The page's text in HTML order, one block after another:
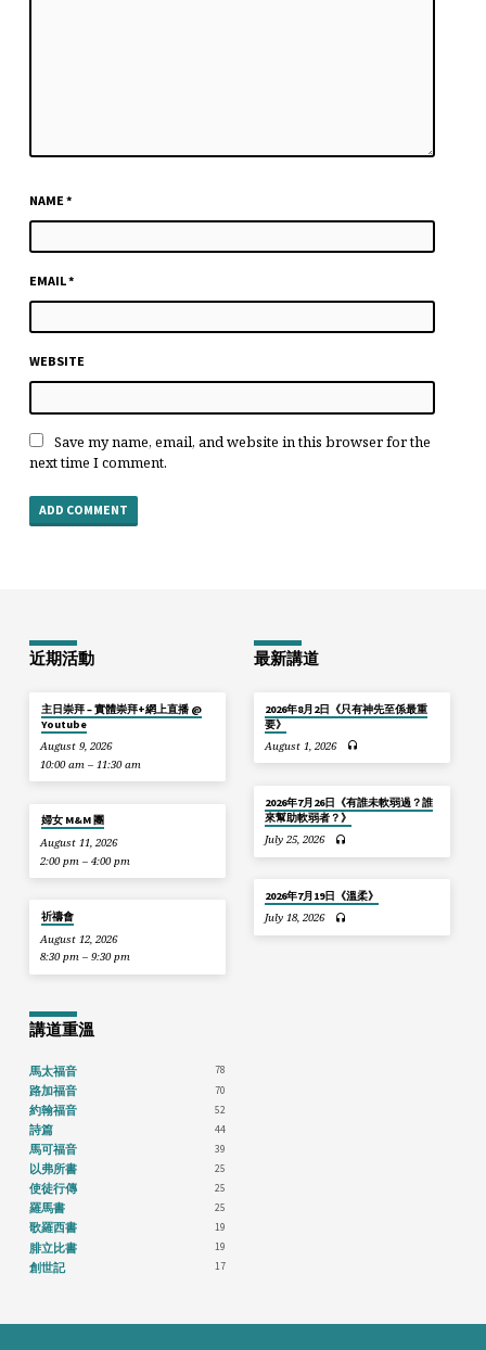
NAME *
EMAIL*
WEBSITE
Save my name, email, and website in this browser for the
next time I comment.
近期活動
主日崇拜 – 實體崇拜+網上直播 @
Youtube
August 9, 2026
10:00 am – 11:30 am
婦女 M&M 團
August 11, 2026
2:00 pm – 4:00 pm
祈禱會
August 12, 2026
8:30 pm – 9:30 pm
最新講道
2026年8月2日《只有神先至係最重
要》
August 1, 2026
2026年7月26日《有誰未軟弱過？誰
來幫助軟弱者？》
July 25, 2026
2026年7月19日《溫柔》
July 18, 2026
講道重溫
馬太福音 78
路加福音 70
約翰福音 52
詩篇 44
馬可福音 39
以弗所書 25
使徒行傳 25
羅馬書 25
歌羅西書 19
腓立比書 19
創世記 17